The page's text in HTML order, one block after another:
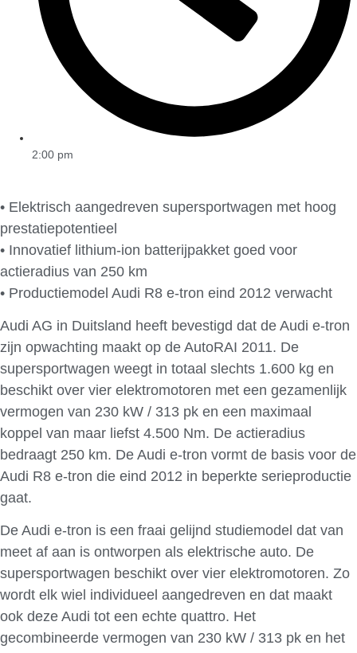
2:00 pm
• Elektrisch aangedreven supersportwagen met hoog
prestatiepotentieel
• Innovatief lithium-ion batterijpakket goed voor
actieradius van 250 km
• Productiemodel Audi R8 e-tron eind 2012 verwacht
Audi AG in Duitsland heeft bevestigd dat de Audi e-tron
zijn opwachting maakt op de AutoRAI 2011. De
supersportwagen weegt in totaal slechts 1.600 kg en
beschikt over vier elektromotoren met een gezamenlijk
vermogen van 230 kW / 313 pk en een maximaal
koppel van maar liefst 4.500 Nm. De actieradius
bedraagt 250 km. De Audi e-tron vormt de basis voor de
Audi R8 e-tron die eind 2012 in beperkte serieproductie
gaat.
De Audi e-tron is een fraai gelijnd studiemodel dat van
meet af aan is ontworpen als elektrische auto. De
supersportwagen beschikt over vier elektromotoren. Zo
wordt elk wiel individueel aangedreven en dat maakt
ook deze Audi tot een echte quattro. Het
gecombineerde vermogen van 230 kW / 313 pk en het